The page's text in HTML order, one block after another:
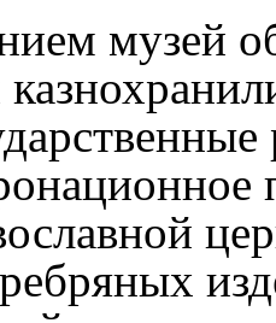
музей